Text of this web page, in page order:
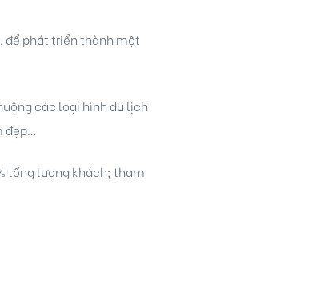
để phát triển thành một
các loại hình du lịch
đẹp…
tổng lượng khách; tham